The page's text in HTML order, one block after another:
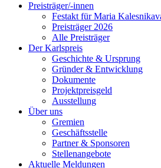
Preisträger/-innen
Festakt für Maria
Preisträger 2026
Alle Preisträger
Der Karlspreis
Geschichte & Ursprung
Gründer & Entwicklung
Dokumente
Projektpreisgeld
Ausstellung
Über uns
Gremien
Geschäftsstelle
Partner & Sponsoren
Stellenangebote
Aktuelle Meldungen